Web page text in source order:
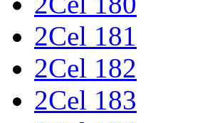
2Cel 181
2Cel 182
2Cel 183